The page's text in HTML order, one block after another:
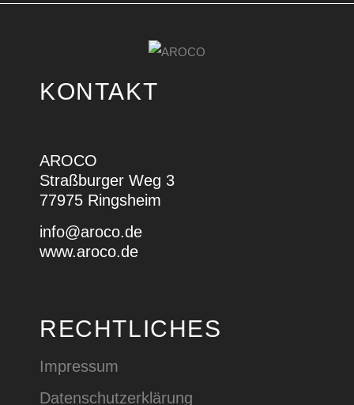
KONTAKT
AROCO
Straßburger Weg 3
77975 Ringsheim
info@aroco.de
www.aroco.de
RECHTLICHES
Impressum
Datenschutzerklärung